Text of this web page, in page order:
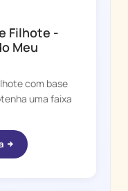
Filhote -
Meu
com base
uma faixa